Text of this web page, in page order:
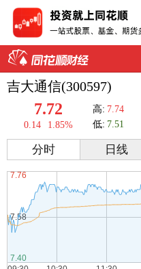
吉大通信(300597)
7.72
0.14 1.85%
高: 7.74
低: 7.51
分时 日线